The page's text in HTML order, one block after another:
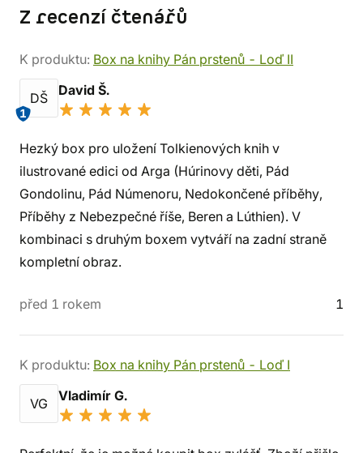
Z recenzí čtenářů
K produktu: Box na knihy Pán prstenů - Loď II
DŠ
1
David Š.
Hezký box pro uložení Tolkienových knih v
ilustrované edici od Arga (Húrinovy děti, Pád
Gondolinu, Pád Númenoru, Nedokončené příběhy,
Příběhy z Nebezpečné říše, Beren a Lúthien). V
kombinaci s druhým boxem vytváří na zadní straně
kompletní obraz.
před 1 rokem 1
K produktu: Box na knihy Pán prstenů - Loď I
VG Vladimír G.